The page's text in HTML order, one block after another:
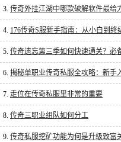
3. 传奇外挂江湖中哪款破解软件最给
4. 176传奇S服新手指南：从小白到终
5. 传奇遗忘第三季如何快速通关？必
6. 揭秘单职业传奇私服全攻略：新手
7. 走位在传奇私服里非常的重要
8. 传奇三职业组队如何分工
9. 传奇私服挖矿功能为何是升级致富